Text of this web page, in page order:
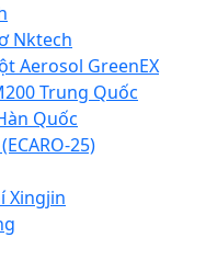
Nktech
Aerosol GreenEX
Trung Quốc
Quốc
25)
Xingjin